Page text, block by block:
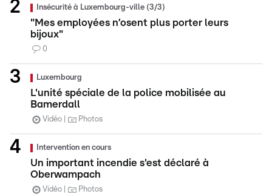
Insécurité à Luxembourg-ville (3/3)
"Mes employées n’osent plus porter leurs
bijoux"
0
Luxembourg
L'unité spéciale de la police mobilisée au
Bamerdall
Vidéo Photos
Intervention en cours
Un important incendie s'est déclaré à
Oberwampach
Vidéo Photos